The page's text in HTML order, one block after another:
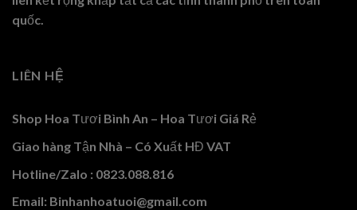
quốc.
LIÊN HỆ
Shop Hoa Tươi Bình An – Hoa Tươi Giá Rẻ
Giao hàng Tận Nhà – Có Xuất HĐ VAT
Hotline/Zalo : 0823.088.816
Email: Binhanhoatuoi@gmail.com